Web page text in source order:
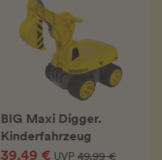
BIG Maxi Digger.
Kinderfahrzeug
39,49 € UVP 49,99 €